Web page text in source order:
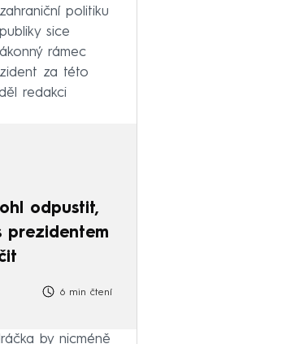
politiku
sice
rámec
za této
redakci
odpustit,
prezidentem
6 min čtení
by nicméně